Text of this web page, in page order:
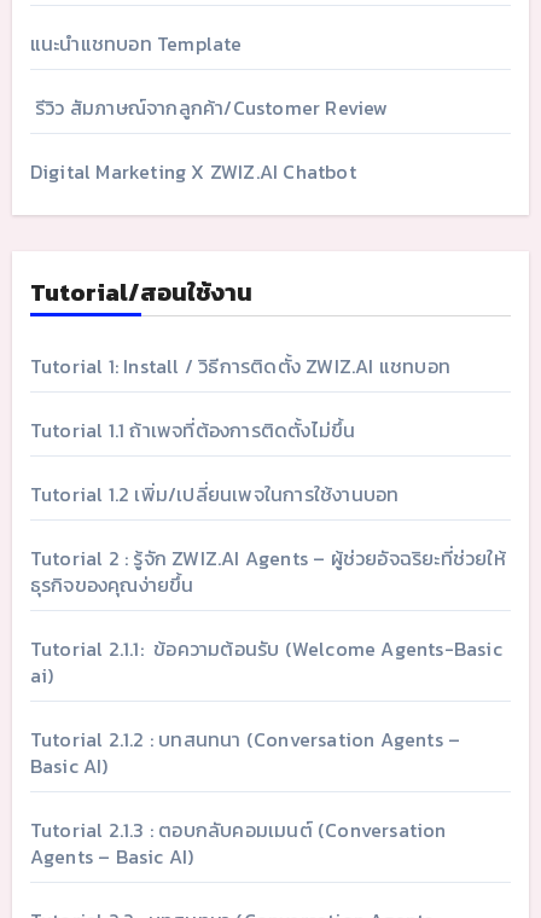
แนะนำแชทบอท Template
รีวิว สัมภาษณ์จากลูกค้า/Customer Review
Digital Marketing X ZWIZ.AI Chatbot
Tutorial/สอนใช้งาน
Tutorial 1: Install / วิธีการติดตั้ง ZWIZ.AI แชทบอท
Tutorial 1.1 ถ้าเพจที่ต้องการติดตั้งไม่ขึ้น
Tutorial 1.2 เพิ่ม/เปลี่ยนเพจในการใช้งานบอท
Tutorial 2 : รู้จัก ZWIZ.AI Agents – ผู้ช่วยอัจฉริยะที่ช่วยให้
ธุรกิจของคุณง่ายขึ้น
Tutorial 2.1.1: ข้อความต้อนรับ (Welcome Agents-Basic
ai)
Tutorial 2.1.2 : บทสนทนา (Conversation Agents –
Basic AI)
Tutorial 2.1.3 : ตอบกลับคอมเมนต์ (Conversation
Agents – Basic AI)